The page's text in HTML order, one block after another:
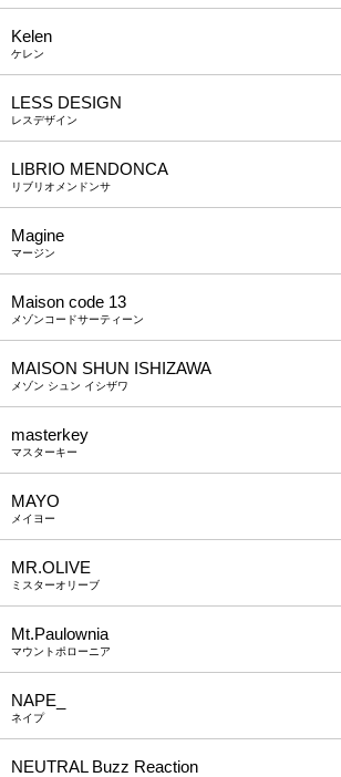
Kelen
ケレン
LESS DESIGN
レスデザイン
LIBRIO MENDONCA
リブリオメンドンサ
Magine
マージン
Maison code 13
メゾンコードサーティーン
MAISON SHUN ISHIZAWA
メゾン シュン イシザワ
masterkey
マスターキー
MAYO
メイヨー
MR.OLIVE
ミスターオリーブ
Mt.Paulownia
マウントポローニア
NAPE_
ネイプ
NEUTRAL Buzz Reaction